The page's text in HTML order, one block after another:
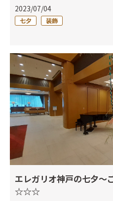
2023/07/04
七夕 装飾
エレガリオ神戸の七夕～
☆☆☆